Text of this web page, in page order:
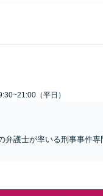
（平日）
弁護士が率いる刑事事件